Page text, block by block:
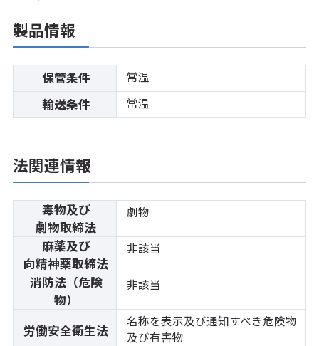
製品情報
保管条件 常温
輸送条件 常温
法関連情報
毒物及び
劇物取締法
劇物
麻薬及び
向精神薬取締法
非該当
消防法（危険
物）
非該当
労働安全衛生法
名称を表示及び通知すべき危険物
及び有害物